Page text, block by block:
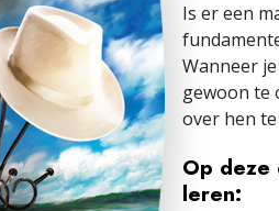
Is er een
Wanneer
gewoon te
over hen
Op deze
leren: